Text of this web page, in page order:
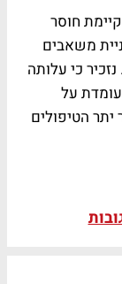
חוסר
משאבים
כי עלותה
על
יתר הטיפולים